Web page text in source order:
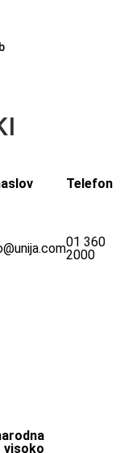
Telefon
01 360
2000
visoko